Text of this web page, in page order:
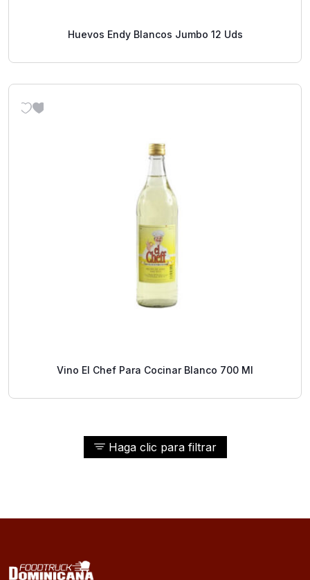
Haga clic para filtrar
Huevos Endy Blancos Jumbo 12 Uds
Vino El Chef Para Cocinar Blanco 700 Ml